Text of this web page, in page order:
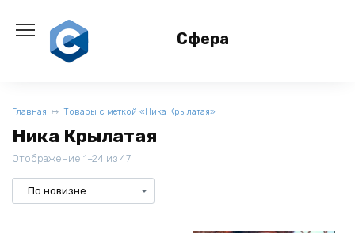
содержанию
Сфера
Главная Товары с меткой «Ника Крылатая»
Ника Крылатая
Отображение 1–24 из 47